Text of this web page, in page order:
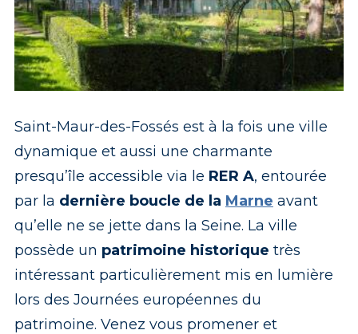
Saint-Maur-des-Fossés est à la fois une ville
dynamique et aussi une charmante
presqu’île accessible via le RER A, entourée
par la dernière boucle de la Marne avant
qu’elle ne se jette dans la Seine. La ville
possède un patrimoine historique très
intéressant particulièrement mis en lumière
lors des Journées européennes du
patrimoine. Venez vous promener et